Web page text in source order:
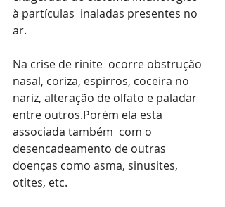
à partículas  inaladas presentes no
ar.
Na crise de rinite  ocorre obstrução
nasal, coriza, espirros, coceira no
nariz, alteração de olfato e paladar
entre outros.Porém ela esta
associada também  com o
desencadeamento de outras
doenças como asma, sinusites,
otites, etc.